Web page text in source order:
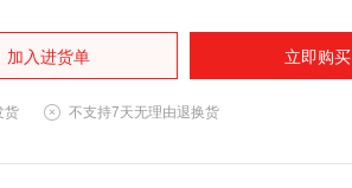
加入进货单 立即购买
货 不支持7天无理由退换货